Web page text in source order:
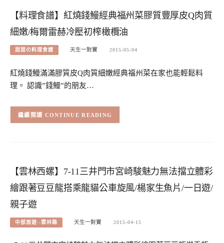
【料理食譜】紅燒錢鰻經典福州菜膠質豐厚皮Q肉質
細嫩/梅爾雷赫冷壓初榨橄欖油
甜甜の料理食譜 天生一對寶 2015-05-04
紅燒錢鰻滿滿膠質皮Q肉質細嫩經典福州菜在家也能輕鬆料
理。 認識”錢鰻”的朋友…
CONTINUE READING
【雲林西螺】7-11三井門市宮崎駿魅力無法擋立體彩
繪跟著豆豆龍搭乘龍貓公車旋風/楊家生魚片/一日遊/
親子遊
中部旅遊--雲林縣 天生一對寶 2015-04-15